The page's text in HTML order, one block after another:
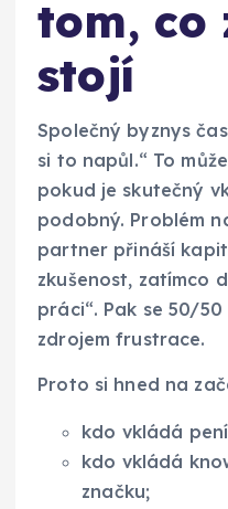
tom, co
stojí
Společný byznys
si to napůl.“ To
pokud je skutečný
podobný. Problém
partner přináší
zkušenost, zatímco
práci“. Pak se 50/
zdrojem frustrace.
Proto si hned na
kdo vkládá
kdo vkládá
značku;